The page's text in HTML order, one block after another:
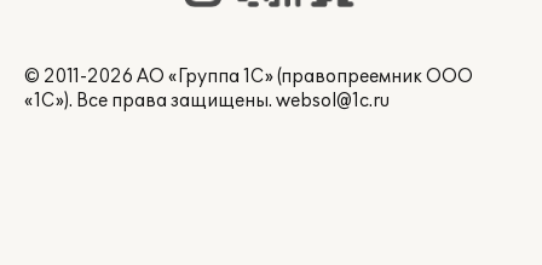
© 2011-2026 АО «Группа 1С» (правопреемник ООО
«1С»). Все права защищены. websol@1c.ru